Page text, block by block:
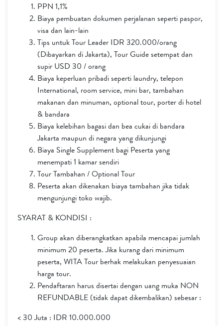
PPN 1,1%
Biaya pembuatan dokumen perjalanan seperti paspor,
visa dan lain-lain
Tips untuk Tour Leader IDR 320.000/orang
(Dibayarkan di Jakarta), Tour Guide setempat dan
supir USD 30 / orang
Biaya keperluan pribadi seperti laundry, telepon
International, room service, mini bar, tambahan
makanan dan minuman, optional tour, porter di hotel
& bandara
Biaya kelebihan bagasi dan bea cukai di bandara
Jakarta maupun di negara yang dikunjungi
Biaya Single Supplement bagi Peserta yang
menempati 1 kamar sendiri
Tour Tambahan / Optional Tour
Peserta akan dikenakan biaya tambahan jika tidak
mengunjungi toko wajib.
SYARAT & KONDISI :
Group akan diberangkatkan apabila mencapai jumlah
minimum 20 peserta. Jika kurang dari minimum
peserta, WITA Tour berhak melakukan penyesuaian
harga tour.
Pendaftaran harus disertai dengan uang muka NON
REFUNDABLE (tidak dapat dikembalikan) sebesar :
< 30 Juta : IDR 10.000.000